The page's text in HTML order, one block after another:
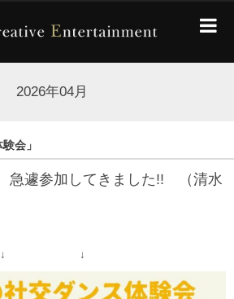
2026年04月
会」
急遽参加してきました!! （清水
↓